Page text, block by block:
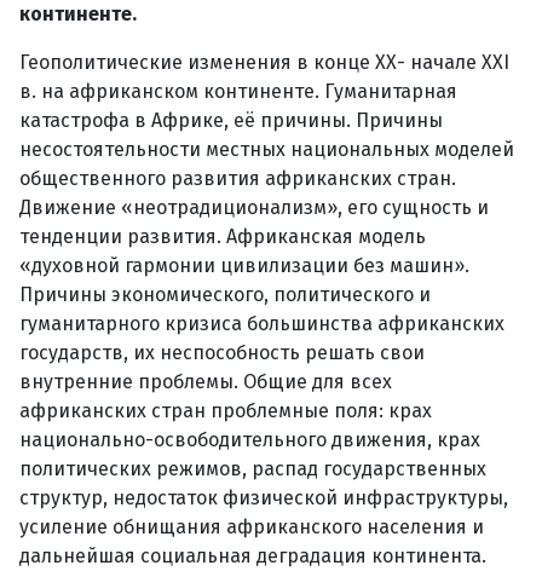
континенте.
Геополитические изменения в конце ХХ- начале XXI
в. на африканском континенте. Гуманитарная
катастрофа в Африке, её причины. Причины
несостоятельности местных национальных моделей
общественного развития африканских стран.
Движение «неотрадиционализм», его сущность и
тенденции развития. Африканская модель
«духовной гармонии цивилизации без машин».
Причины экономического, политического и
гуманитарного кризиса большинства африканских
государств, их неспособность решать свои
внутренние проблемы. Общие для всех
африканских стран проблемные поля: крах
национально-освободительного движения, крах
политических режимов, распад государственных
структур, недостаток физической инфраструктуры,
усиление обнищания африканского населения и
дальнейшая социальная деградация континента.